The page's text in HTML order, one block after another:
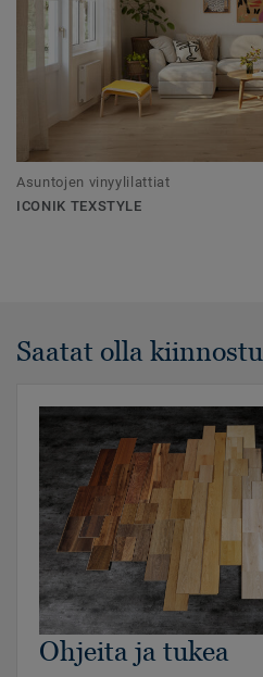
Asuntojen vinyylilattiat
ICONIK TEXSTYLE
Saatat olla
Ohjeita ja tukea